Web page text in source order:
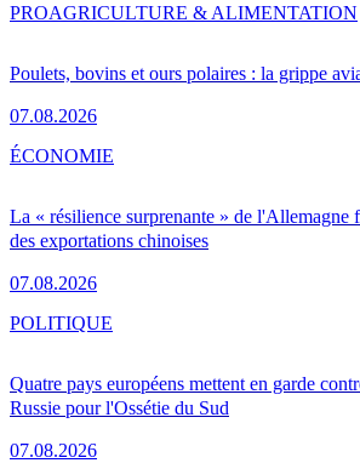
Poulets, bovins et ours polaires : la grippe
07.08.2026
PROAGRICULTURE & ALIMENTATION
La « résilience surprenante » de l'Allemagne
des exportations chinoises
07.08.2026
ÉCONOMIE
Quatre pays européens mettent en garde
Russie pour l'Ossétie du Sud
07.08.2026
POLITIQUE